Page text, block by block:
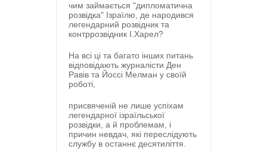
чим займається "дипломатична
розвідка" Ізраїлю, де народився
легендарний розвідник та
контррозвідник І.Харел?
На всі ці та багато інших питань
відповідають журналісти Ден
Равів та Йоссі Мелман у своїй
роботі,
присвяченій не лише успіхам
легендарної ізраїльської
розвідки, а й проблемам, і
причин невдач, які переслідують
службу в останнє десятиліття.